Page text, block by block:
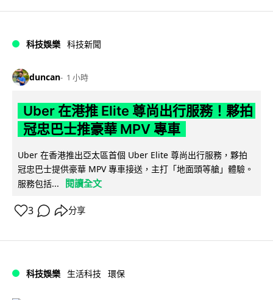
科技娛樂 科技新聞
duncan 1 小時
Uber 在港推 Elite 尊尚出行服務！夥拍
冠忠巴士推豪華 MPV 專車
Uber 在香港推出亞太區首個 Uber Elite 尊尚出行服務，夥拍
冠忠巴士提供豪華 MPV 專車接送，主打「地面頭等艙」體驗。
服務包括...
閱讀全文
3 分享
科技娛樂 生活科技 環保